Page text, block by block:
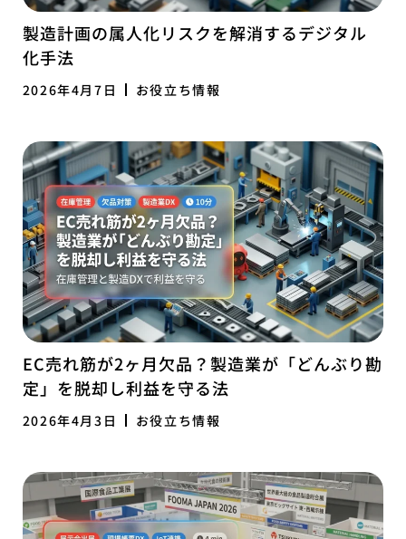
製造計画の属人化リスクを解消するデジタル
化手法
2026年4月7日 お役立ち情報
EC売れ筋が2ヶ月欠品？製造業が「どんぶり勘
定」を脱却し利益を守る法
2026年4月3日 お役立ち情報